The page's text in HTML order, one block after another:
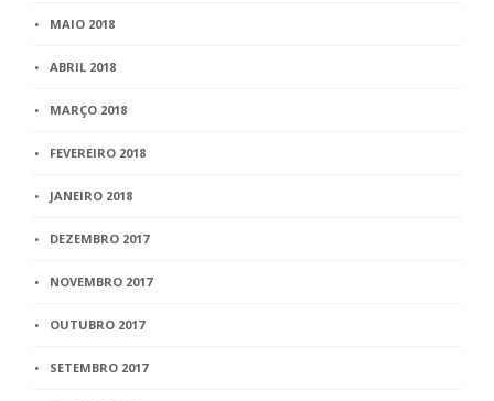
MAIO 2018
ABRIL 2018
MARÇO 2018
FEVEREIRO 2018
JANEIRO 2018
DEZEMBRO 2017
NOVEMBRO 2017
OUTUBRO 2017
SETEMBRO 2017